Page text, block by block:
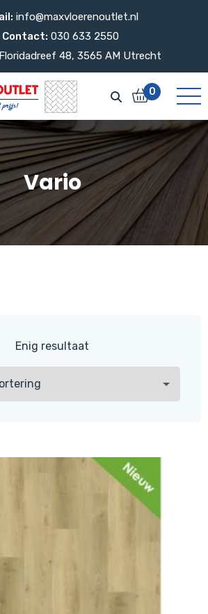
info@maxvloerenoutlet.nl
Contact: 030 633 2550
Floridadreef 48, 3565 AM Utrecht
0
Vario
Enig resultaat